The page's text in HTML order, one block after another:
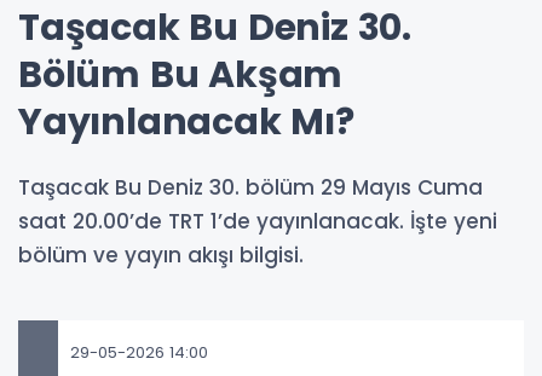
Taşacak Bu Deniz 30.
Bölüm Bu Akşam
Yayınlanacak Mı?
Taşacak Bu Deniz 30. bölüm 29 Mayıs Cuma
saat 20.00’de TRT 1’de yayınlanacak. İşte yeni
bölüm ve yayın akışı bilgisi.
29-05-2026 14:00